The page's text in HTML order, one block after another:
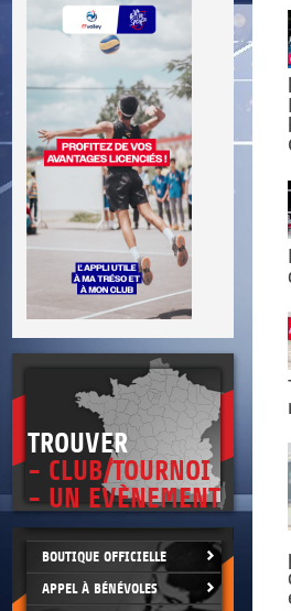
>
TROUVER
- CLUB/TOURNOI
- UN EVÈNEMENT
BOUTIQUE OFFICIELLE
APPEL À BÉNÉVOLES